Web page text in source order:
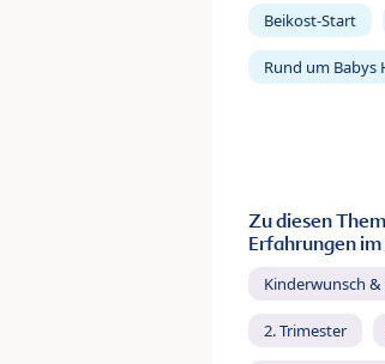
Beikost-Start
Rund um Babys
Zu diesen
Erfahrungen
Kinderwunsch
2. Trimester